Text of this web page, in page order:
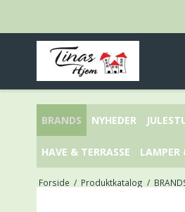
BRANDS NYHEDER
HAVE & TERRASSE LAMPER
Forside / Produktkatalog /